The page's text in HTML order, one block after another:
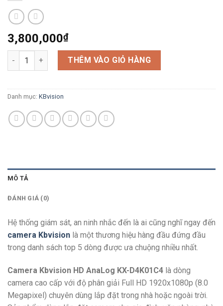
3,800,000₫
Camera Kbvision HD AnaLog KX-D4K01C4 số lượng
THÊM VÀO GIỎ HÀNG
Danh mục: KBvision
MÔ TẢ
ĐÁNH GIÁ (0)
Hệ thống giám sát, an ninh nhắc đến là ai cũng nghĩ ngay đến
camera Kbvision là một thương hiệu hàng đầu đứng đầu
trong danh sách top 5 dòng được ưa chuộng nhiều nhất.
Camera Kbvision HD AnaLog KX-D4K01C4 là dòng
camera cao cấp với độ phân giải Full HD 1920x1080p (8.0
Megapixel) chuyên dùng lắp đặt trong nhà hoặc ngoài trời.